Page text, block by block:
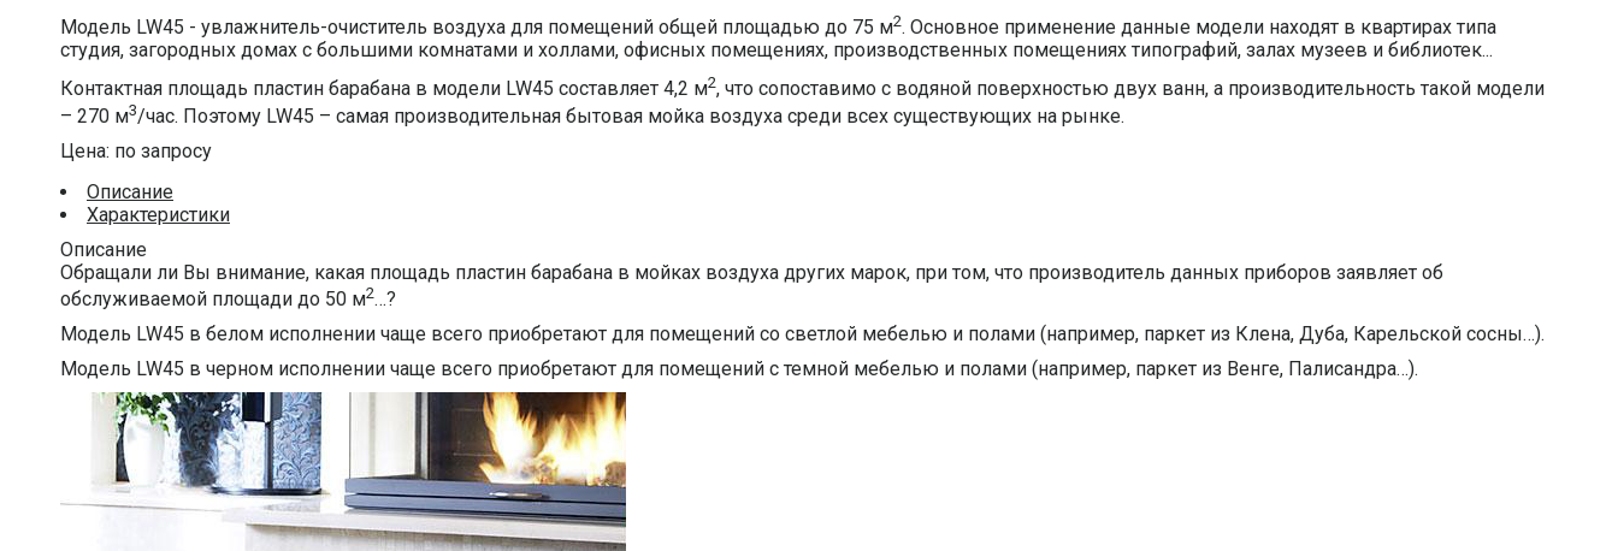
Модель LW45 - увлажнитель-очиститель воздуха для помещений общей площадью до 75 м2. Основное применение данные модели находят в квартирах типа
студия, загородных домах с большими комнатами и холлами, офисных помещениях, производственных помещениях типографий, залах музеев и библиотек...
Контактная площадь пластин барабана в модели LW45 составляет 4,2 м2, что сопоставимо с водяной поверхностью двух ванн, а производительность такой модели
– 270 м3/час. Поэтому LW45 – самая производительная бытовая мойка воздуха среди всех существующих на рынке.
Цена: по запросу
Описание
Характеристики
Описание
Обращали ли Вы внимание, какая площадь пластин барабана в мойках воздуха других марок, при том, что производитель данных приборов заявляет об
обслуживаемой площади до 50 м2…?
Модель LW45 в белом исполнении чаще всего приобретают для помещений со светлой мебелью и полами (например, паркет из Клена, Дуба, Карельской сосны…).
Модель LW45 в черном исполнении чаще всего приобретают для помещений с темной мебелью и полами (например, паркет из Венге, Палисандра…).